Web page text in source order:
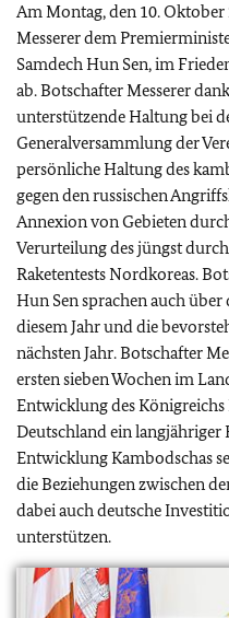
Am Montag, den 10. Oktober
Messerer dem
Samdech Hun Sen, im
ab. Botschafter Messerer
unterstützende Haltung bei
Generalversammlung der
persönliche Haltung des
gegen den russischen
Annexion von Gebieten
Verurteilung des jüngst
Raketentests Nordkoreas.
Hun Sen sprachen auch
diesem Jahr und die
nächsten Jahr. Botschafter
ersten sieben Wochen im
Entwicklung des Königreichs
Deutschland ein langjähriger
Entwicklung Kambodschas
die Beziehungen zwischen
dabei auch deutsche
unterstützen.